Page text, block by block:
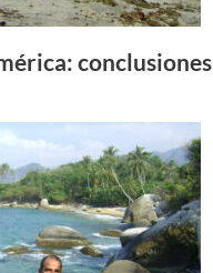
conclusiones